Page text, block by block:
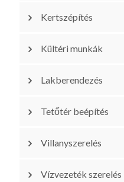
Kertszépítés
Kültéri munkák
Lakberendezés
Tetőtér beépítés
Villanyszerelés
Vízvezeték szerelés